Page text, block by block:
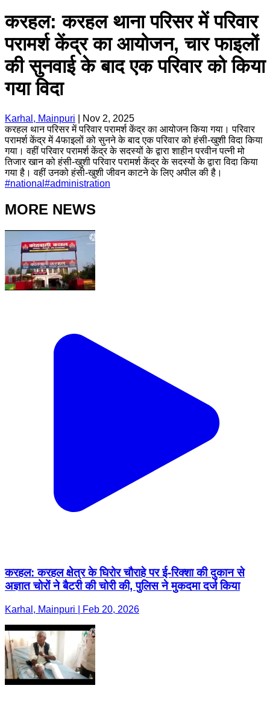
करहल: करहल थाना परिसर में परिवार
परामर्श केंद्र का आयोजन, चार फाइलों
की सुनवाई के बाद एक परिवार को किया
गया विदा
Karhal, Mainpuri
Nov 2, 2025
करहल थान परिसर में परिवार परामर्श केंद्र का आयोजन किया गया। परिवार
परामर्श केंद्र में 4फाइलों को सुनने के बाद एक परिवार को हंसी-खुशी विदा किया
गया। वहीं परिवार परामर्श केंद्र के सदस्यों के द्वारा शाहीन परवीन पत्नी मो
तिजार खान को हंसी-खुशी परिवार परामर्श केंद्र के सदस्यों के द्वारा विदा किया
गया है। वहीं उनको हंसी-खुशी जीवन काटने के लिए अपील की है।
#national #administration
MORE NEWS
करहल: करहल क्षेत्र के घिरोर चौराहे पर ई-रिक्शा की दुकान से
अज्ञात चोरों ने बैटरी की चोरी की, पुलिस ने मुकदमा दर्ज किया
Karhal, Mainpuri | Feb 20, 2026